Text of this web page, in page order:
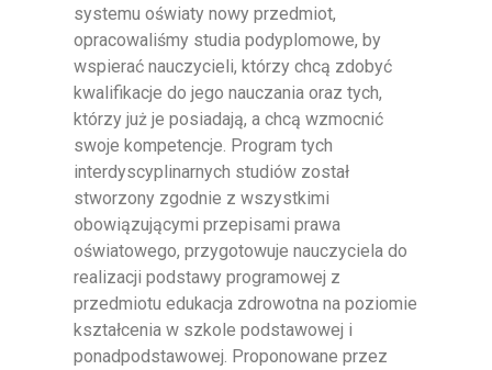
systemu oświaty nowy przedmiot,
opracowaliśmy studia podyplomowe, by
wspierać nauczycieli, którzy chcą zdobyć
kwalifikacje do jego nauczania oraz tych,
którzy już je posiadają, a chcą wzmocnić
swoje kompetencje. Program tych
interdyscyplinarnych studiów został
stworzony zgodnie z wszystkimi
obowiązującymi przepisami prawa
oświatowego, przygotowuje nauczyciela do
realizacji podstawy programowej z
przedmiotu edukacja zdrowotna na poziomie
kształcenia w szkole podstawowej i
ponadpodstawowej. Proponowane przez